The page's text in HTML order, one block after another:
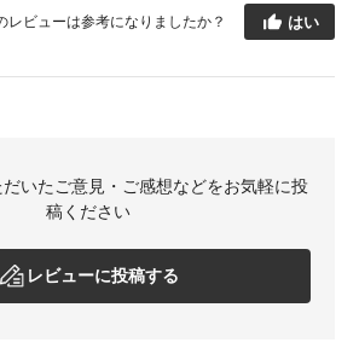
レビューは参考になりましたか？ はい
いたご意見・ご感想などをお気軽に投
稿ください
レビューに投稿する